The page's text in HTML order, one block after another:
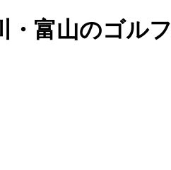
・富山のゴル